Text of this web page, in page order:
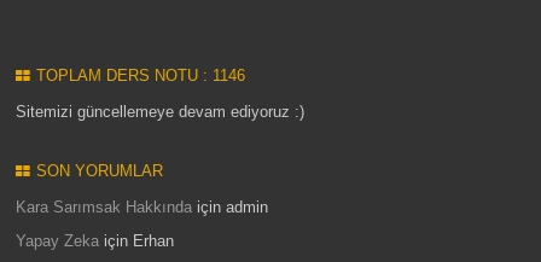
TOPLAM DERS NOTU : 1146
Sitemizi güncellemeye devam ediyoruz :)
SON YORUMLAR
Kara Sarımsak Hakkında içinadmin
Yapay Zeka için Erhan